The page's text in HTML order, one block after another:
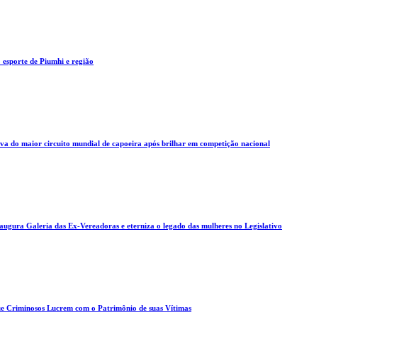
de Piumhi e região
do maior circuito mundial de capoeira após brilhar em competição nacional
Galeria das Ex-Vereadoras e eterniza o legado das mulheres no Legislativo
Criminosos Lucrem com o Patrimônio de suas Vítimas